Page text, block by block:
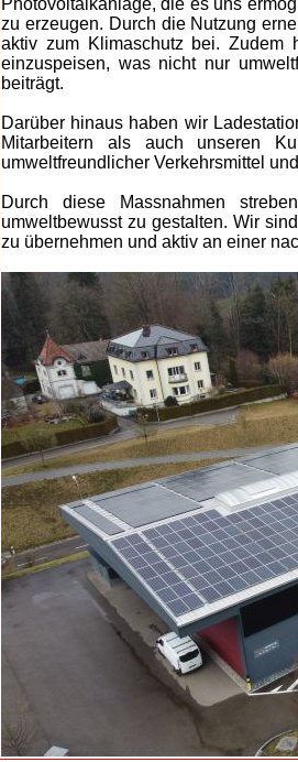
Photovoltaikanlage, die es uns
zu erzeugen. Durch die Nutzung
aktiv zum Klimaschutz bei. Zudem
einzuspeisen, was nicht nur
beiträgt.
Darüber hinaus haben wir
Mitarbeitern als auch unseren
umweltfreundlicher Verkehrsmittel
Durch diese Massnahmen
umweltbewusst zu gestalten. Wir
zu übernehmen und aktiv an einer